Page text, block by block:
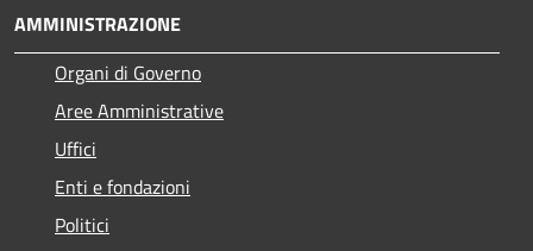
AMMINISTRAZIONE
Organi di Governo
Aree Amministrative
Uffici
Enti e fondazioni
Politici